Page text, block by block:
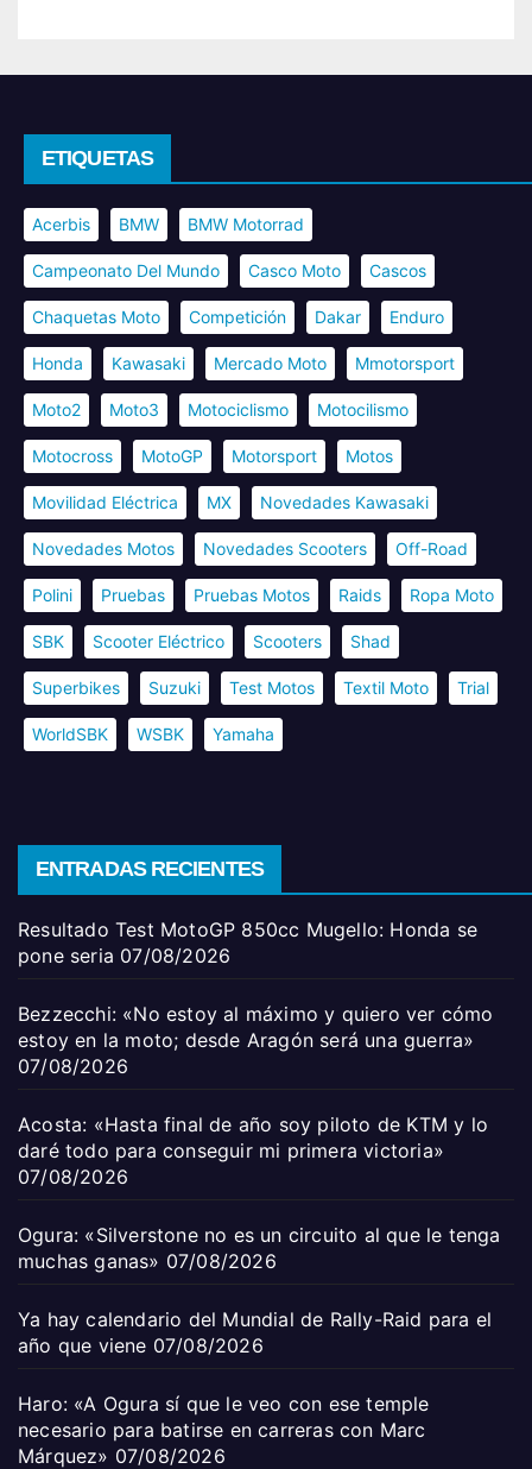
ETIQUETAS
Acerbis BMW BMW Motorrad
Campeonato Del Mundo Casco Moto Cascos
Chaquetas Moto Competición Dakar Enduro
Honda Kawasaki Mercado Moto Mmotorsport
Moto2 Moto3 Motociclismo Motocilismo
Motocross MotoGP Motorsport Motos
Movilidad Eléctrica MX Novedades Kawasaki
Novedades Motos Novedades Scooters Off-Road
Polini Pruebas Pruebas Motos Raids Ropa Moto
SBK Scooter Eléctrico Scooters Shad
Superbikes Suzuki Test Motos Textil Moto Trial
WorldSBK WSBK Yamaha
ENTRADAS RECIENTES
Resultado Test MotoGP 850cc Mugello: Honda se
pone seria 07/08/2026
Bezzecchi: «No estoy al máximo y quiero ver cómo
estoy en la moto; desde Aragón será una guerra»
07/08/2026
Acosta: «Hasta final de año soy piloto de KTM y lo
daré todo para conseguir mi primera victoria»
07/08/2026
Ogura: «Silverstone no es un circuito al que le tenga
muchas ganas» 07/08/2026
Ya hay calendario del Mundial de Rally-Raid para el
año que viene 07/08/2026
Haro: «A Ogura sí que le veo con ese temple
necesario para batirse en carreras con Marc
Márquez» 07/08/2026